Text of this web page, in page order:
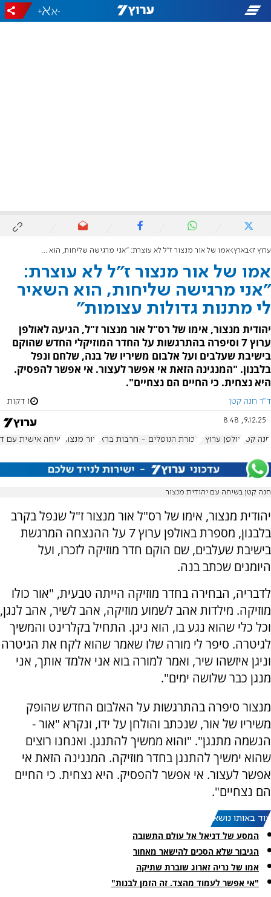
-
+
ערוץ 7 בארץ אמו של אור מנצור ז"ל לא עוצרת: "אני מרגישה שליחות, הוא השאיר לי מתנות גדולות עצומות"
אמו של אור מנצור ז"ל לא עוצרת:
"אני מרגישה שליחות, הוא השאיר
לי מתנות גדולות עצומות"
יהודית מנצור, אימו של רס"ל אור מנצור ז"ל, הגיעה לאולפן
ערוץ 7 וסיפרה בהתרגשות על החדר המוזיקלי החדש שהוקם
בישיבת שעלבים ועל אלבום משיריו של בנה, שלחם ונפל
בלבנון. "המנגינה הזאת אי אפשר לעצור. אי אפשר להפסיק.
היא נצחית. כי החיים הם נצחיים".
ד"ר חנה קטן 1 דקות
9.12.25, 8:48
חנה קטן אולפן ערוץ 7 גבורת הנופלים - חרבות ברזל אור מנצור שיחה אישית עם
חנה קטן בשיחה עם יהודית מנצור
יהודית מנצור, אימו של רס"ל אור מנצור ז"ל שנפל בקרב
בלבנון, מספרת באולפן ערוץ 7 על ההנצחה המרגשת
בישיבת שעלבים, שם הוקם חדר מוזיקה לזכרו, ועל
היומנים שכתב בנה.
לדבריה, הבחירה בחדר מוזיקה הייתה טבעית, "אור כולו
מוזיקה. מילדות אהב לשמוע מוזיקה, אהב לשיר, אהב לנגן,
וכל כלי שהוא נגע בו, הוא ניגן. התחיל בקלרינט והמשיך
לגיטרה. סיפר לי מורה שלו שאמר שהוא לקח את הגיטרה
וניגן איזשהו שיר, ואמר למורה בוא אני אלמד אותך, אני
מנגן כבר שלושה ימים".
מנצור סיפרה בהתרגשות על האלבום החדש שהופק
משיריו של אור, שנכתב והולחן על ידו, ונקרא "אור -
הנשמה מתנגן". "והוא ממשיך להתנגן. ואנחנו רוצים
שהוא ימשיך להתנגן בחדר מוזיקה. המנגינה הזאת אי
אפשר לעצור. אי אפשר להפסיק. היא נצחית. כי החיים
הם נצחיים".
עוד באותו נושא:
המסע של דניאל אל עולם התשובה
הגיבור שלא הסכים להישאר מאחור
אמו של נריה זארוג שוברת שתיקה
"אי אפשר לעמוד מהצד. זה הזמן לבנות"